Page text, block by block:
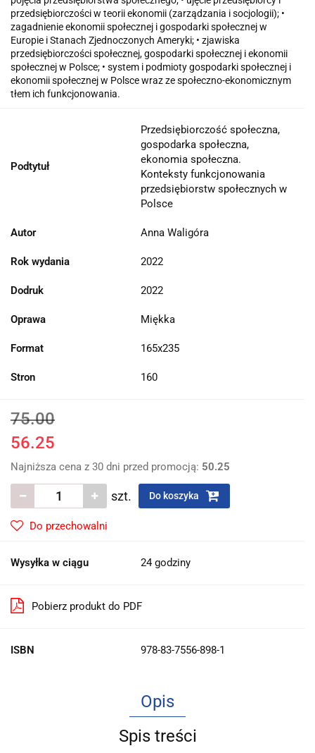
przedsiębiorczości w teorii ekonomii (zarządzania i socjologii); •
zagadnienie ekonomii społecznej i gospodarki społecznej w
Europie i Stanach Zjednoczonych Ameryki; • zjawiska
przedsiębiorczości społecznej, gospodarki społecznej i ekonomii
społecznej w Polsce; • system i podmioty gospodarki społecznej i
ekonomii społecznej w Polsce wraz ze społeczno-ekonomicznym
tłem ich funkcjonowania.
Podtytuł
Przedsiębiorczość społeczna,
gospodarka społeczna,
ekonomia społeczna.
Konteksty funkcjonowania
przedsiębiorstw społecznych w
Polsce
Autor Anna Waligóra
Rok wydania 2022
Dodruk 2022
Oprawa Miękka
Format 165x235
Stron 160
75.00
56.25
Najniższa cena z 30 dni przed promocją: 50.25
szt. Do koszyka
Do przechowalni
Wysyłka w ciągu 24 godziny
Pobierz produkt do PDF
ISBN 978-83-7556-898-1
Opis
Spis treści